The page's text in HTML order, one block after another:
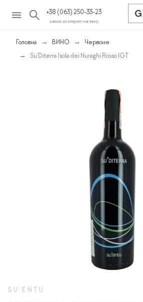
+38 (063) 250-33-23
дзвінок до інтернет-магазину
Головна ВИНО
Червоне
Su'Diterra Isola dei Nuraghi Rosso IGT
SU'ENTU